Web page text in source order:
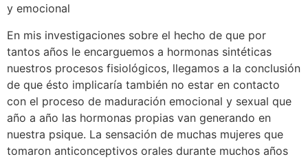
y emocional
En mis investigaciones sobre el hecho de que por
tantos años le encarguemos a hormonas sintéticas
nuestros procesos fisiológicos, llegamos a la conclusión
de que ésto implicaría también no estar en contacto
con el proceso de maduración emocional y sexual que
año a año las hormonas propias van generando en
nuestra psique. La sensación de muchas mujeres que
tomaron anticonceptivos orales durante muchos años